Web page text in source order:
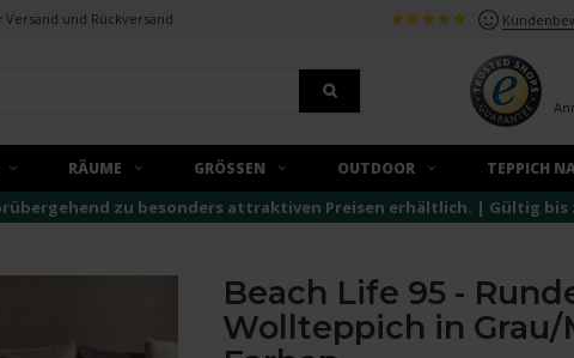
Versand und Rückversand
RÄUME GRÖSSEN OUTDOOR TEPPICH
zu besonders attraktiven Preisen erhältlich. | Gültig bis
Beach Life 95 -
Wollteppich in